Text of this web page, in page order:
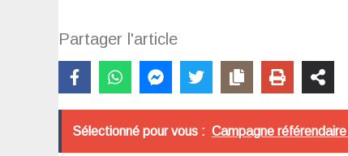
Partager l'article
Sélectionné pour vous : Campagne